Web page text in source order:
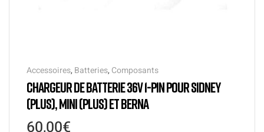
Accessoires, Batteries, Composants
CHARGEUR DE BATTERIE 36V 1-PIN POUR SIDNEY
(PLUS), MINI (PLUS) ET BERNA
60,00€